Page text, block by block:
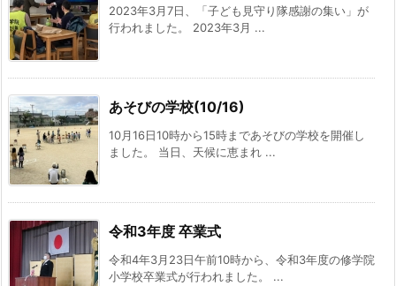
2023年3月7日、「子ども見守り隊感謝の集い」が
行われました。 2023年3月 ...
あそびの学校(10/16)
10月16日10時から15時まであそびの学校を開催し
ました。 当日、天候に恵まれ ...
令和3年度 卒業式
令和4年3月23日午前10時から、令和3年度の修学院
小学校卒業式が行われました。 ...